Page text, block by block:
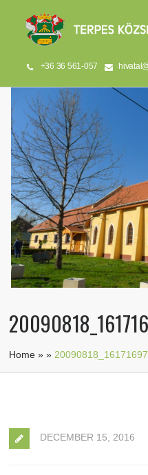
+36 36 561-057
Home »»
DECEMBER 15, 2016